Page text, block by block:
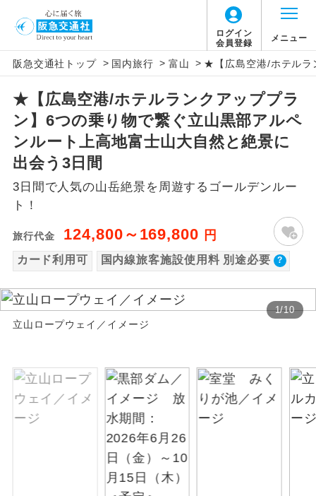
ログイン
会員登録
メニュー
阪急交通社トップ > 国内旅行 > 富山 > ★【広島空港/ホテルラ
★【広島空港/ホテルランクアッププラ
ン】6つの乗り物で繋ぐ立山黒部アルペ
ンルート上高地富士山大自然と絶景に
出会う3日間
3日間で人気の山岳絶景を周遊するゴールデンルー
ト！
旅行代金 124,800～169,800 円
カード利用可 国内線旅客施設使用料 別途必要
1/10
立山ロープウェイ／イメージ
【国内旅客施設使用料について】
旅行代金に国内旅客施設使用料は含まれてお
りません。別途お支払いが必要となります。
広島空港往復：大人680円、子供680円
羽田空港往復：大人900円、子供900円
2026/10/6〜2027/6/4 羽田空港往復：大人
2027/6/5〜 羽田空港往復：大人1,180円、子
アイコン 説明
添乗員同行
往路出発空港（駅）から復路到着空港
（駅）まで同行します。
現地添乗員同
行
バスガイド乗
新コース 初登場のコースです。
世界遺産
ユネスコに登録されている文化遺産や自
然遺産を訪ねるコースです。
温泉 温泉地にも宿泊するコースです。
ご宿泊ホテルに露天風呂が付いていま
す。
ご宿泊ホテルに大浴場が付いています。